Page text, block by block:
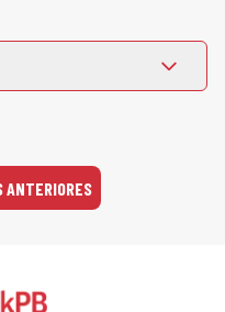
ANTERIORES